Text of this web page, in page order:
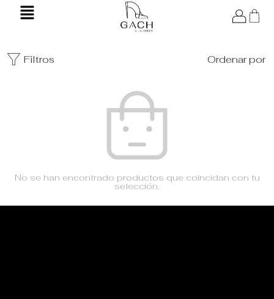
Filtros Ordenar por
No se han encontrado productos que coincidan con tu
selección.